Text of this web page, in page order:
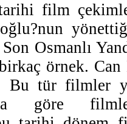
film
Osmanlı
örnek.
Bu tür filmler
göre